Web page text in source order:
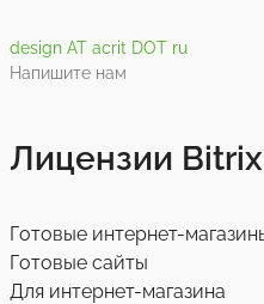
design AT acrit DOT ru
Напишите нам
Лицензии
Готовые интернет-
Готовые сайты
Для интернет-магазина